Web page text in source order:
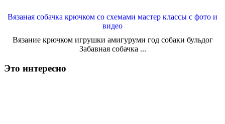
Вязаная собачка крючком со схемами мастер классы с фото и
видео
Вязание крючком игрушки амигуруми год собаки бульдог
Забавная собачка ...
Это интересно